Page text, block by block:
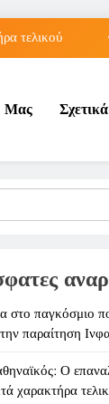
τελικού
τελικού
Τουρισμό;
Μας
στο παγκόσμιο
παραίτηση
Ο
χαρακτήρα